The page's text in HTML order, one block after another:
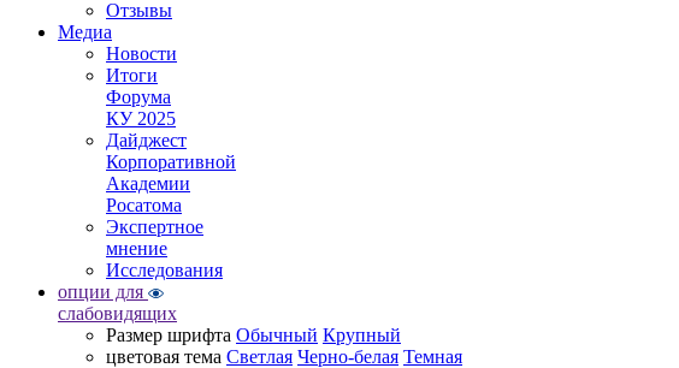
Отзывы
Медиа
Новости
Итоги
Форума
КУ 2025
Дайджест
Корпоративной
Академии
Росатома
Экспертное
мнение
Исследования
опции для
слабовидящих
Размер шрифта Обычный Крупный
цветовая тема Светлая Черно-белая Темная